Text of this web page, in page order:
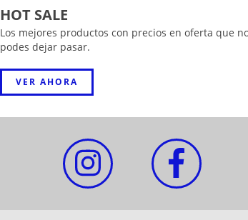
HOT SALE
Los mejores productos con precios en oferta que
podes dejar pasar.
VER AHORA